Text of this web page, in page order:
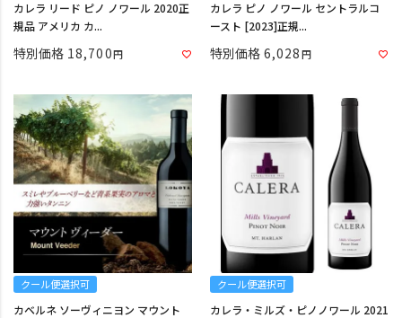
カレラ リード ピノ ノワール 2020正
規品 アメリカ カ...
特別価格 18,700
カレラ ピノ ノワール セントラルコ
ースト [2023]正規...
特別価格 6,028
クール便選択可
カベルネ ソーヴィニヨン マウント
クール便選択可
カレラ・ミルズ・ピノノワール 2021